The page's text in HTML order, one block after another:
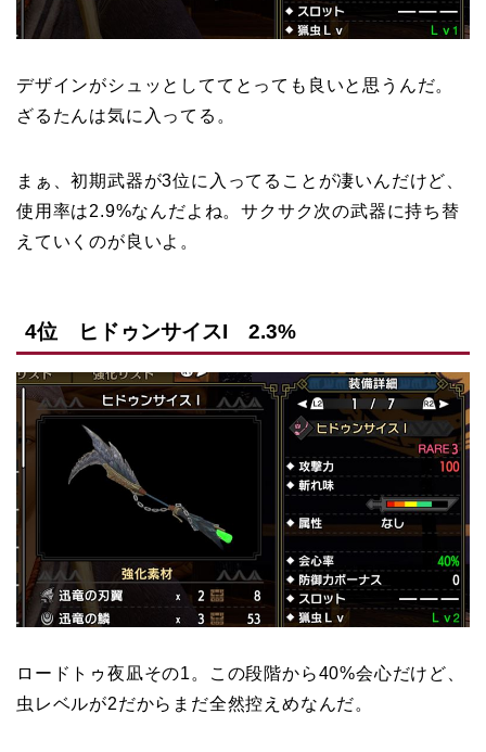
デザインがシュッとしててとっても良いと思うんだ。
ざるたんは気に入ってる。
まぁ、初期武器が3位に入ってることが凄いんだけど、
使用率は2.9%なんだよね。サクサク次の武器に持ち替
えていくのが良いよ。
4位 ヒドゥンサイスI 2.3%
ロードトゥ夜凪その1。この段階から40%会心だけど、
虫レベルが2だからまだ全然控えめなんだ。